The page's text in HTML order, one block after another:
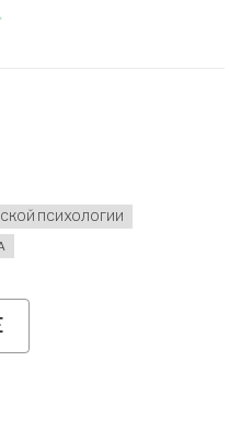
ПСИХОЛОГИИ
СЕМИНАР-